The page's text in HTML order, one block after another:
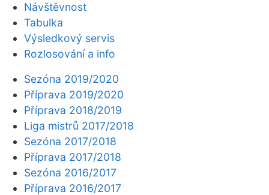
Návštěvnost
Tabulka
Výsledkový servis
Rozlosování a info
Sezóna 2019/2020
Příprava 2019/2020
Příprava 2018/2019
Liga mistrů 2017/2018
Sezóna 2017/2018
Příprava 2017/2018
Sezóna 2016/2017
Příprava 2016/2017